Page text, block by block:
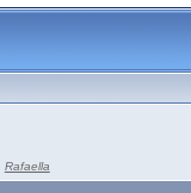
Rafaella